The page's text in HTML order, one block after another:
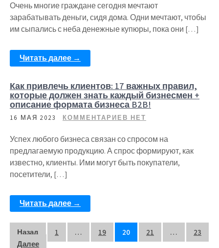
Очень многие граждане сегодня мечтают
зарабатывать деньги, сидя дома. Одни мечтают, чтобы
им сыпались с неба денежные купюры, пока они […]
Читать далее →
Как привлечь клиентов: 17 важных правил,
которые должен знать каждый бизнесмен +
описание формата бизнеса B2B!
16 МАЯ 2023 КОММЕНТАРИЕВ НЕТ
Успех любого бизнеса связан со спросом на
предлагаемую продукцию. А спрос формируют, как
известно, клиенты. Ими могут быть покупатели,
посетители, […]
Читать далее →
Пагинация
Назад 1 … 19 20 21 …
23
Далее